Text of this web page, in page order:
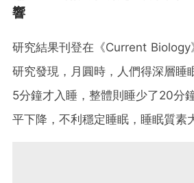
響
研究結果刊登在《Current Biology
研究發現，月圓時，人們得深層睡
5分鐘才入睡，整體則睡少了20分
平下降，不利穩定睡眠，睡眠質素